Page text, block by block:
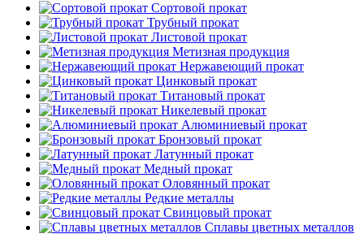
Сортовой прокат
Трубный прокат
Листовой прокат
Метизная продукция
Нержавеющий прокат
Цинковый прокат
Титановый прокат
Никелевый прокат
Алюминиевый прокат
Бронзовый прокат
Латунный прокат
Медный прокат
Оловянный прокат
Редкие металлы
Свинцовый прокат
Сплавы цветных металлов